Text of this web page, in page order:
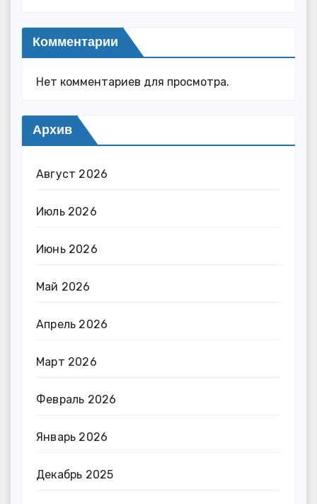
Комментарии
Нет комментариев для просмотра.
Архив
Август 2026
Июль 2026
Июнь 2026
Май 2026
Апрель 2026
Март 2026
Февраль 2026
Январь 2026
Декабрь 2025